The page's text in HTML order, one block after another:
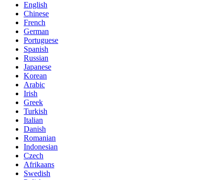
English
Chinese
French
German
Portuguese
Spanish
Russian
Japanese
Korean
Arabic
Irish
Greek
Turkish
Italian
Danish
Romanian
Indonesian
Czech
Afrikaans
Swedish